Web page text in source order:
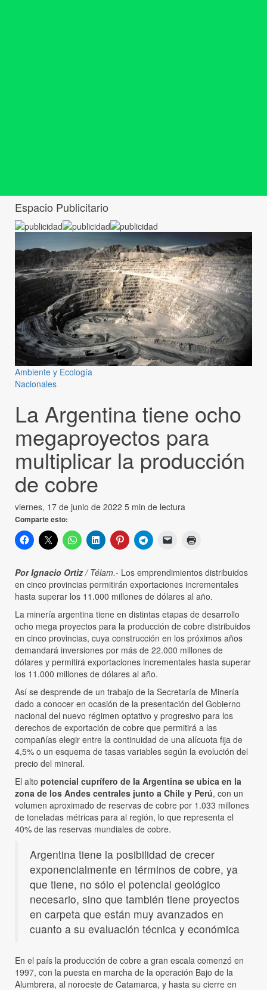
Espacio Publicitario
Ambiente y Ecología
Nacionales
La Argentina tiene ocho
megaproyectos para
multiplicar la producción
de cobre
viernes, 17 de junio de 2022 5 min de lectura
Comparte esto:
Por Ignacio Ortiz/ Télam.- Los emprendimientos distribuidos
en cinco provincias permitirán exportaciones incrementales
hasta superar los 11.000 millones de dólares al año.
La minería argentina tiene en distintas etapas de desarrollo
ocho mega proyectos para la producción de cobre distribuidos
en cinco provincias, cuya construcción en los próximos años
demandará inversiones por más de 22.000 millones de
dólares y permitirá exportaciones incrementales hasta superar
los 11.000 millones de dólares al año.
Así se desprende de un trabajo de la Secretaría de Minería
dado a conocer en ocasión de la presentación del Gobierno
nacional del nuevo régimen optativo y progresivo para los
derechos de exportación de cobre que permitirá a las
compañías elegir entre la continuidad de una alícuota fija de
4,5% o un esquema de tasas variables según la evolución del
precio del mineral.
El alto potencial cuprífero de la Argentina se ubica en la
zona de los Andes centrales junto a Chile y Perú, con un
volumen aproximado de reservas de cobre por 1.033 millones
de toneladas métricas para al región, lo que representa el
40% de las reservas mundiales de cobre.
Argentina tiene la posibilidad de crecer
exponencialmente en términos de cobre, ya
que tiene, no sólo el potencial geológico
necesario, sino que también tiene proyectos
en carpeta que están muy avanzados en
cuanto a su evaluación técnica y económica
En el país la producción de cobre a gran escala comenzó en
1997, con la puesta en marcha de la operación Bajo de la
Alumbrera, al noroeste de Catamarca, y hasta su cierre en